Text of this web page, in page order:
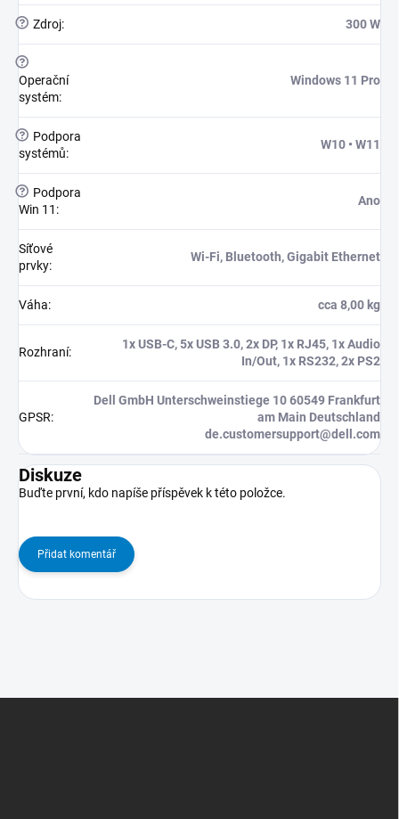
? Zdroj: 300 W
?
Operační
systém:
Windows 11 Pro
?
Podpora
systémů:
W10 • W11
?
Podpora
Win 11 :
Ano
Síťové
prvky:
Wi-Fi, Bluetooth, Gigabit Ethernet
Váha: cca 8,00 kg
Rozhraní:
1x USB-C, 5x USB 3.0, 2x DP, 1x RJ45, 1x Audio
In/Out, 1x RS232, 2x PS2
GPSR:
Dell GmbH Unterschweinstiege 10 60549 Frankfurt
am Main Deutschland
de.customersupport@dell.com
Diskuze
Buďte první, kdo napíše příspěvek k této položce.
Přidat komentář